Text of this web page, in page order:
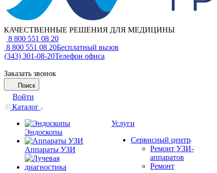
КАЧЕСТВЕННЫЕ РЕШЕНИЯ ДЛЯ МЕДИЦИНЫ
8 800 551 08 20
8 800 551 08 20Бесплатный вызов
(343) 301-08-20Телефон офиса
Заказать звонок
Поиск
Войти
Каталог
Эндоскопы
Аппараты УЗИ
Услуги
Сервисный центр
Ремонт УЗИ-
аппаратов
Ремонт